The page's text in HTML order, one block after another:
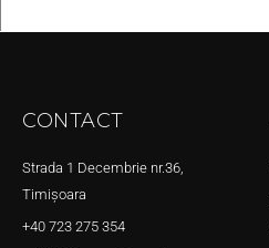
CONTACT
Strada 1 Decembrie nr.36,
Timișoara
+40 723 275 354